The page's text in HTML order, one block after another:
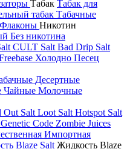
Табак Табак для
табак Табачные
Флаконы Никотин
Без никотина
CULT Salt Bad Drip Salt
Холодно Песец
Десертные
Чайные Молочные
Out Salt Loot Salt Hotspot Salt
Genetic Code Zombie Juices
Импортная
Blaze Salt Жидкоcть Blaze